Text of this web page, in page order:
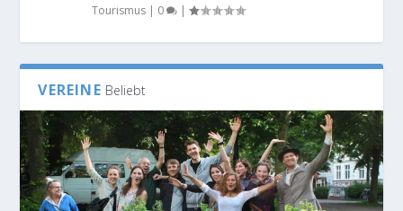
Tourismus | 0 |
VEREINE Beliebt